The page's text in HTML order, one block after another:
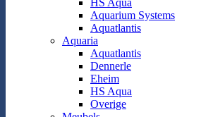
HS Aqua
Aquarium Systems
Aquatlantis
Aquaria
Aquatlantis
Dennerle
Eheim
HS Aqua
Overige